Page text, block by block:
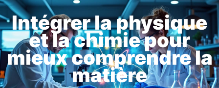
Intégrer la physique
et la chimie pour
mieux comprendre la
matière